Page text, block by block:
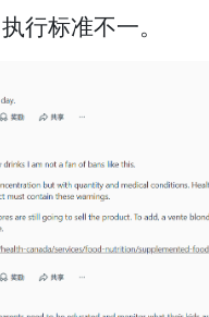
行标准不一。